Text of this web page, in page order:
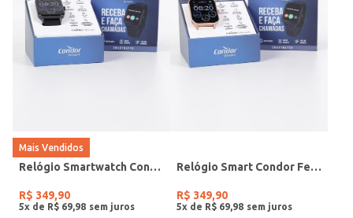
Mais Vendidos
Relógio Smartwatch Condor PRETO
R$ 349,90
5x de R$ 69 98
Relógio Smart Condor Feminino ROSE
R$ 349,90
5x de R$ 69 98